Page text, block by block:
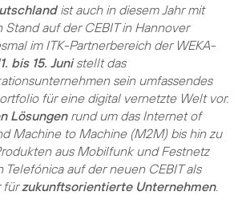
ist auch in diesem Jahr mit
Stand auf der CEBIT in Hannover
im ITK-Partnerbereich der WEKA-
bis 15. Junistellt das
sein umfassendes
für eine digital vernetzte Welt vor.
Lösungenrund um das Internet of
Machine to Machine (M2M) bis hin zu
aus Mobilfunk und Festnetz
Telefónica auf der neuen CEBIT als
fürzukunftsorientierte Unternehmen.